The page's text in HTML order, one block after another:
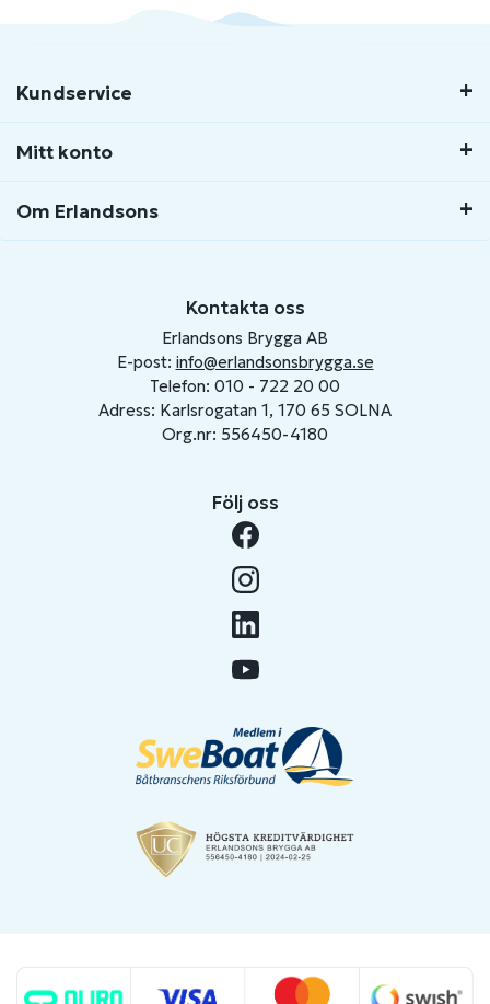
Kundservice
Mitt konto
Om Erlandsons
Kontakta oss
Erlandsons Brygga AB
E-post: info@erlandsonsbrygga.se
Telefon: 010 - 722 20 00
Adress: Karlsrogatan 1, 170 65 SOLNA
Org.nr: 556450-4180
Följ oss